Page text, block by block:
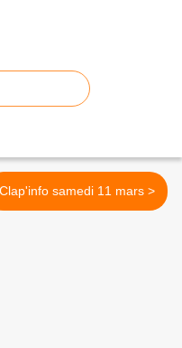
Clap'info samedi 11 mars >